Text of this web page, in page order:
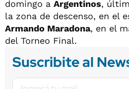
domingo a Argentinos,
la zona de descenso, en el
Armando Maradona, en el
del Torneo Final.
Suscribite al